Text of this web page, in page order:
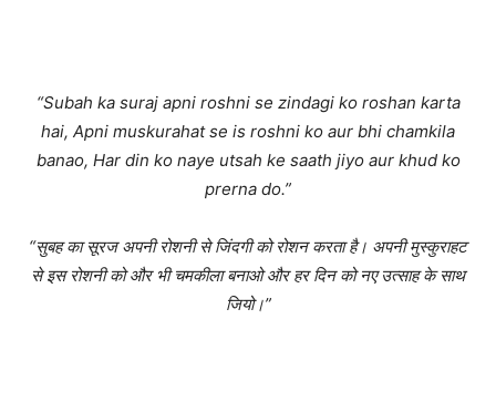
“Subah ka suraj apni roshni se zindagi ko roshan karta
hai, Apni muskurahat se is roshni ko aur bhi chamkila
banao, Har din ko naye utsah ke saath jiyo aur khud ko
prerna do.”
“सुबह का सूरज अपनी रोशनी से जिंदगी को रोशन करता है। अपनी मुस्कुराहट
से इस रोशनी को और भी चमकीला बनाओ और हर दिन को नए उत्साह के साथ
जियो।”